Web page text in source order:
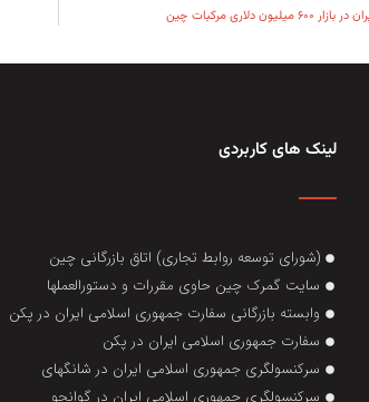
مرکبات چین
لینک های کاربردی
(شورای توسعه روابط تجاری) اتاق بازرگانی چین
سایت گمرک چین حاوی مقررات و دستورالعملها
وابسته بازرگانی سفارت جمهوری اسلامی ایران در پکن
سفارت جمهوری اسلامی ایران در پکن
سرکنسولگری جمهوری اسلامی ایران در شانگهای